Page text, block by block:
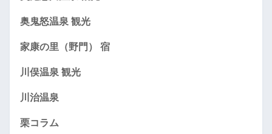
奥鬼怒温泉 観光
家康の里（野門） 宿
川俣温泉 観光
川治温泉
栗コラム